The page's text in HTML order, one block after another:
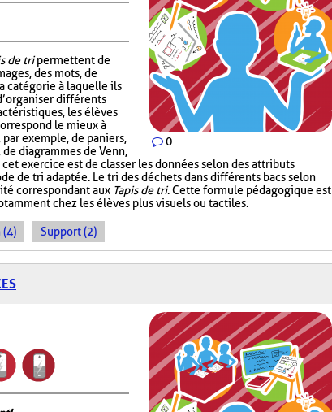
0
de tripermettent de
des mots, de
catégorie à laquelle ils
différents
les élèves
le mieux à
exemple, de paniers,
diagrammes de Venn,
exercice est de classer les données selon des attributs
de tri adaptée. Le tri des déchets dans différents bacs selon
correspondant aux Tapis de tri. Cette formule pédagogique est
chez les élèves plus visuels ou tactiles.
(4) Support (2)